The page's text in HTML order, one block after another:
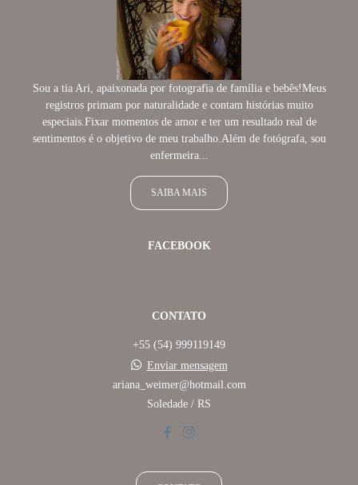
Sou a tia Ari, apaixonada por fotografia de família e bebês!Meus
registros primam por naturalidade e contam histórias muito
especiais.Fixar momentos de amor e ter um resultado real de
sentimentos é o objetivo de meu trabalho.Além de fotógrafa, sou
enfermeira...
SAIBA MAIS
FACEBOOK
CONTATO
+55 (54) 999119149
Enviar mensagem
ariana_weimer@hotmail.com
Soledade / RS